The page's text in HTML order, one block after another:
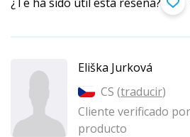
Eliška Jurková
CS (traducir)
Cliente verificado
producto